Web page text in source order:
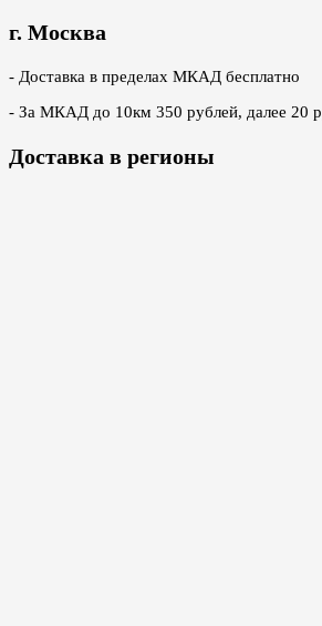
г. Москва
- Доставка в пределах МКАД бесплатно
- За МКАД до 10км 350 рублей, далее 20
Доставка в регионы